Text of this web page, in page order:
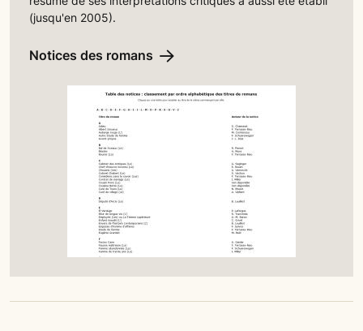
(jusqu'en 2005).
Notices des romans